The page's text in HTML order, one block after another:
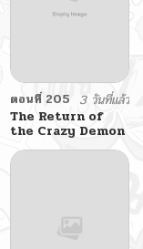
ตอนที่ 205 3 วันที่แล้ว
The Return of
the Crazy Demon